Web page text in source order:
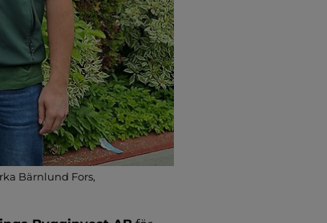
Bärnlund Fors,